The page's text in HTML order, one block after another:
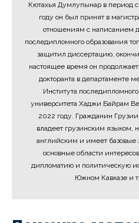
Кютахья Думлупынар в период
году он был принят в
отношениям с написанием
последипломного образования
защитил диссертацию,
настоящее время он продолжает
докторанта в департаменте
Института
университета Хаджи Байрам
2022 году. Гражданин
владеет грузинским языком,
английским и имеет базовые
основные области
дипломатию и политическую
Южном Кавказе и